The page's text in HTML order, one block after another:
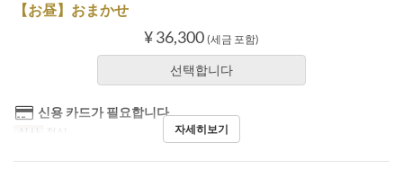
【お昼】おまかせ
¥ 36,300 (세금 포함)
선택합니다
신용 카드가 필요합니다
식사 점심 자세히보기